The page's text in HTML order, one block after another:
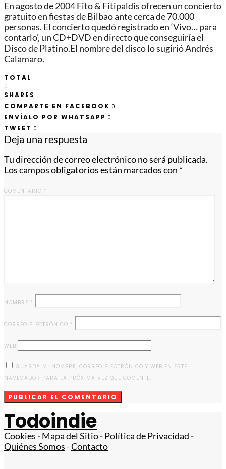
En agosto de 2004 Fito & Fitipaldis ofrecen un concierto
gratuito en fiestas de Bilbao ante cerca de 70.000
personas. El concierto quedó registrado en ‘Vivo… para
contarlo’, un CD+DVD en directo que conseguiría el
Disco de Platino.El nombre del disco lo sugirió Andrés
Calamaro.
TOTAL
0
SHARES
COMPARTE EN FACEBOOK 0
ENVÍALO POR WHATSAPP 0
TWEET 0
Deja una respuesta
Tu dirección de correo electrónico no será publicada.
Los campos obligatorios están marcados con *
COMENTARIO *
NOMBRE *
CORREO ELECTRÓNICO *
WEB
GUARDA MI NOMBRE, CORREO ELECTRÓNICO Y WEB EN ESTE
NAVEGADOR PARA LA PRÓXIMA VEZ QUE COMENTE.
Todoindie
Cookies -Mapa del Sitio-Política de Privacidad -
Quiénes Somos -Contacto